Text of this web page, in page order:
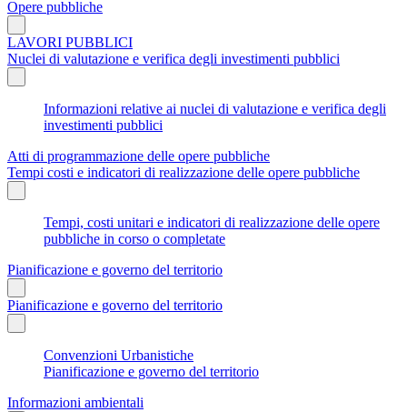
Opere pubbliche
LAVORI PUBBLICI
Nuclei di valutazione e verifica degli investimenti pubblici
Informazioni relative ai nuclei di valutazione e verifica degli
investimenti pubblici
Atti di programmazione delle opere pubbliche
Tempi costi e indicatori di realizzazione delle opere pubbliche
Tempi, costi unitari e indicatori di realizzazione delle opere
pubbliche in corso o completate
Pianificazione e governo del territorio
Pianificazione e governo del territorio
Convenzioni Urbanistiche
Pianificazione e governo del territorio
Informazioni ambientali